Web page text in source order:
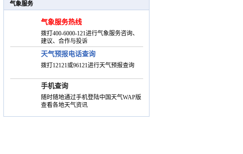
气象服务
气象服务热线
拨打400-6000-121进行气象服务咨询、
建议、合作与投诉
天气预报电话查询
拨打12121或96121进行天气预报查询
手机查询
随时随地通过手机登陆中国天气WAP版
查看各地天气资讯